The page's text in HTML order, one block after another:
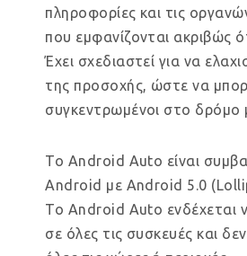
πληροφορίες και τις
που εμφανίζονται ακριβώς
Έχει σχεδιαστεί για να
της προσοχής, ώστε να
συγκεντρωμένοι στο δρόμο
Το Android Auto είναι
Android με Android 5.0
Το Android Auto ενδέχεται
σε όλες τις συσκευές και